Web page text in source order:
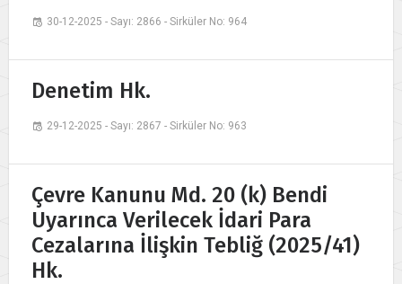
30-12-2025 - Sayı: 2866 - Sirküler No: 964
Denetim Hk.
29-12-2025 - Sayı: 2867 - Sirküler No: 963
Çevre Kanunu Md. 20 (k) Bendi
Uyarınca Verilecek İdari Para
Cezalarına İlişkin Tebliğ (2025/41)
Hk.